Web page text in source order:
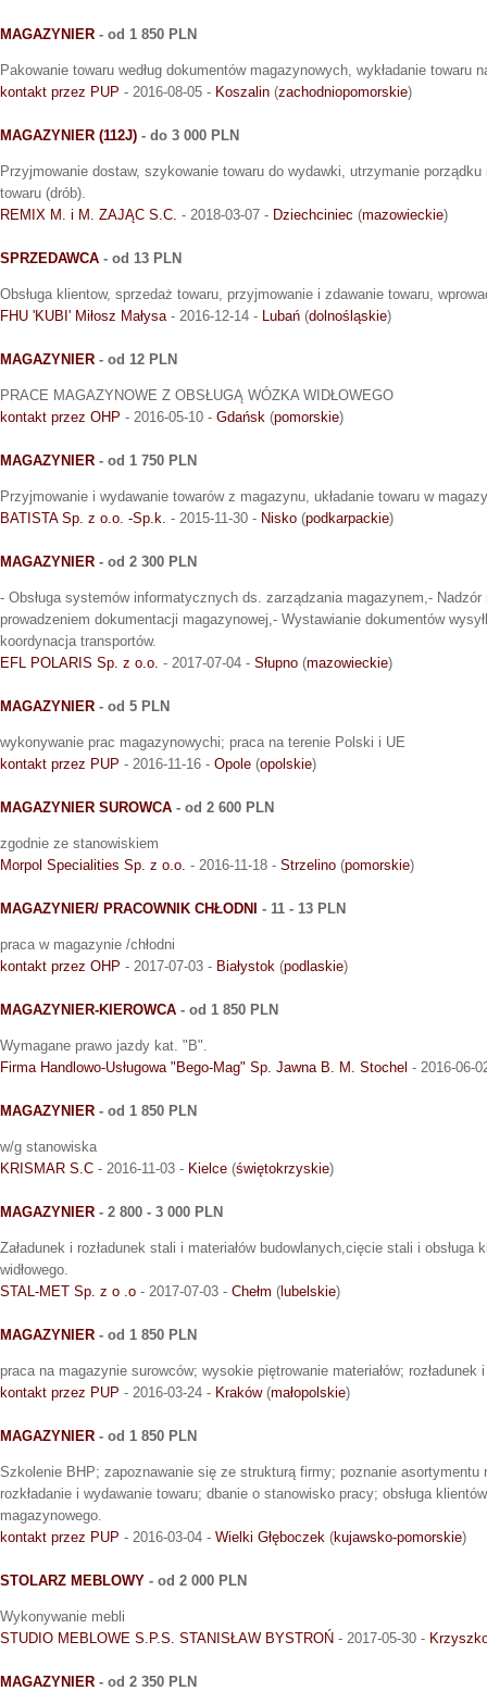
MAGAZYNIER - od 1 850 PLN
Pakowanie towaru według dokumentów magazynowych, wykładanie towaru
kontakt przez PUP - 2016-08-05 - Koszalin (zachodniopomorskie)
MAGAZYNIER (112J) - do 3 000 PLN
Przyjmowanie dostaw, szykowanie towaru do wydawki, utrzymanie
towaru (drób).
REMIX M. i M. ZAJĄC S.C. - 2018-03-07 - Dziechciniec (mazowieckie)
SPRZEDAWCA - od 13 PLN
Obsługa klientow, sprzedaż towaru, przyjmowanie i zdawanie towaru,
FHU 'KUBI' Miłosz Małysa - 2016-12-14 - Lubań (dolnośląskie)
MAGAZYNIER - od 12 PLN
PRACE MAGAZYNOWE Z OBSŁUGĄ WÓZKA WIDŁOWEGO
kontakt przez OHP - 2016-05-10 - Gdańsk (pomorskie)
MAGAZYNIER - od 1 750 PLN
Przyjmowanie i wydawanie towarów z magazynu, układanie towaru w
BATISTA Sp. z o.o. -Sp.k. - 2015-11-30 - Nisko (podkarpackie)
MAGAZYNIER - od 2 300 PLN
- Obsługa systemów informatycznych ds. zarządzania magazynem,- Nadzór
prowadzeniem dokumentacji magazynowej,- Wystawianie dokumentów
koordynacja transportów.
EFL POLARIS Sp. z o.o. - 2017-07-04 - Słupno (mazowieckie)
MAGAZYNIER - od 5 PLN
wykonywanie prac magazynowychi; praca na terenie Polski i UE
kontakt przez PUP - 2016-11-16 - Opole (opolskie)
MAGAZYNIER SUROWCA - od 2 600 PLN
zgodnie ze stanowiskiem
Morpol Specialities Sp. z o.o. - 2016-11-18 - Strzelino (pomorskie)
MAGAZYNIER/ PRACOWNIK CHŁODNI - 11 - 13 PLN
praca w magazynie /chłodni
kontakt przez OHP - 2017-07-03 - Białystok (podlaskie)
MAGAZYNIER-KIEROWCA - od 1 850 PLN
Wymagane prawo jazdy kat. "B".
Firma Handlowo-Usługowa "Bego-Mag" Sp. Jawna B. M. Stochel - 2016-06-
MAGAZYNIER - od 1 850 PLN
w/g stanowiska
KRISMAR S.C - 2016-11-03 - Kielce (świętokrzyskie)
MAGAZYNIER - 2 800 - 3 000 PLN
Załadunek i rozładunek stali i materiałów budowlanych,cięcie stali i obsługa
widłowego.
STAL-MET Sp. z o .o - 2017-07-03 - Chełm (lubelskie)
MAGAZYNIER - od 1 850 PLN
praca na magazynie surowców; wysokie piętrowanie materiałów; rozładunek
kontakt przez PUP - 2016-03-24 - Kraków(małopolskie)
MAGAZYNIER - od 1 850 PLN
Szkolenie BHP; zapoznawanie się ze strukturą firmy; poznanie asortymentu
rozkładanie i wydawanie towaru; dbanie o stanowisko pracy; obsługa
magazynowego.
kontakt przez PUP - 2016-03-04 - Wielki Głęboczek (kujawsko-pomorskie)
STOLARZ MEBLOWY - od 2 000 PLN
Wykonywanie mebli
STUDIO MEBLOWE S.P.S. STANISŁAW BYSTROŃ - 2017-05-30 -
MAGAZYNIER - od 2 350 PLN